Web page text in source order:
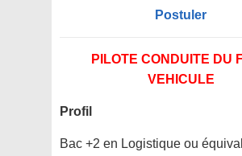
Postuler
PILOTE CONDUITE DU
VEHICULE
Profil
Bac +2 en Logistique ou